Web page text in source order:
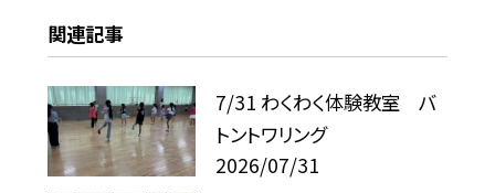
関連記事
7/31 わくわく体験教室 バ
トントワリング
2026/07/31